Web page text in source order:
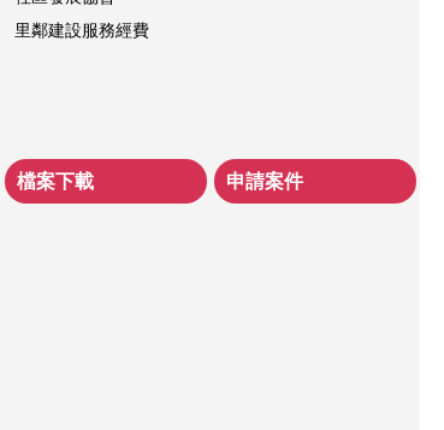
里鄰建設服務經費
檔案下載 申請案件